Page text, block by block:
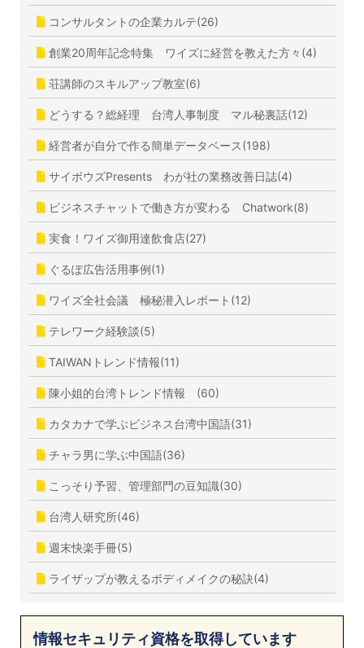
コンサルタントの企業カルテ(26)
創業20周年記念特集 ワイズに経営を教えた方々(4)
荘講師のスキルアップ教室(6)
どうする？総経理 台湾人事制度 マル秘裏話(12)
経営者が自分で作る簡単データベース(198)
サイボウズPresents わが社の業務改善日誌(4)
ビジネスチャットで働き方が変わる Chatwork(8)
実食！ワイズ御用達飲食店(27)
ぐるぽ広告活用事例(1)
ワイズ全社会議 極秘潜入レポート(12)
テレワーク経験談(5)
TAIWANトレンド情報(11)
陳小姐的台湾トレンド情報 (60)
カタカナで学ぶビジネス台湾中国語(31)
チャラ男に学ぶ中国語(36)
こっそり予習、管理部門の豆知識(30)
台湾人研究所(46)
週末快楽手冊(5)
ライザップが教えるボディメイクの秘訣(4)
情報セキュリティ資格を取得しています